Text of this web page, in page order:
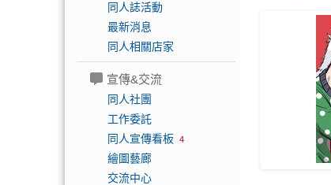
同人誌活動
最新消息
同人相關店家
宣傳&交流
同人社團
工作委託
同人宣傳看板 4
繪圖藝廊
交流中心